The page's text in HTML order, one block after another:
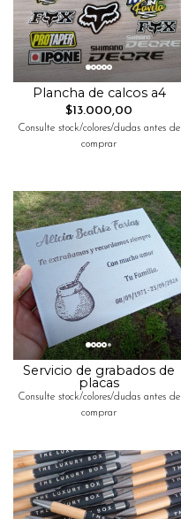
Plancha de calcos a4
$13.000,00
Consulte stock/colores/dudas antes de
comprar
Servicio de grabados de
placas
Consulte stock/colores/dudas antes de
comprar